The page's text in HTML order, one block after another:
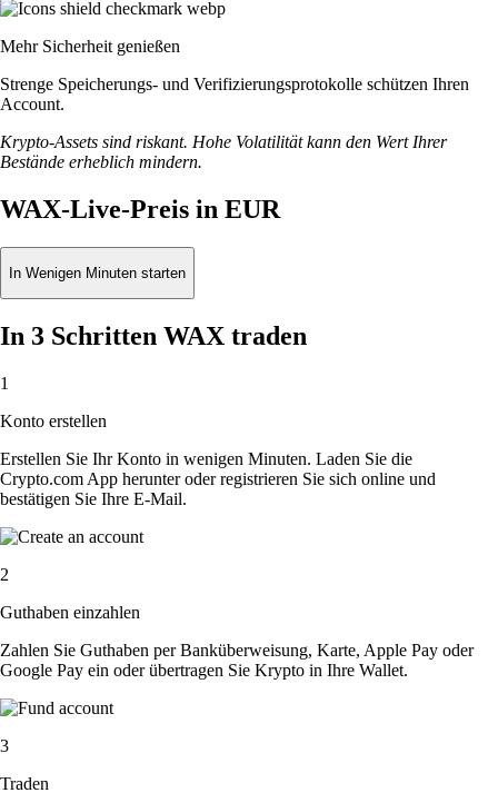
Mehr Sicherheit genießen
Strenge Speicherungs- und Verifizierungsprotokolle schützen Ihren
Account.
Krypto-Assets sind riskant. Hohe Volatilität kann den Wert Ihrer
Bestände erheblich mindern.
WAX-Live-Preis in EUR
In Wenigen Minuten starten
In 3 Schritten WAX traden
1
Konto erstellen
Erstellen Sie Ihr Konto in wenigen Minuten. Laden Sie die
Crypto.com App herunter oder registrieren Sie sich online und
bestätigen Sie Ihre E-Mail.
2
Guthaben einzahlen
Zahlen Sie Guthaben per Banküberweisung, Karte, Apple Pay oder
Google Pay ein oder übertragen Sie Krypto in Ihre Wallet.
3
Traden